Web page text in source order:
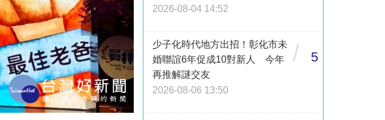
2026-08-04 14:52
少子化時代地方出招！彰化市未
婚聯誼6年促成10對新人 今年
再推解謎交友
2026-08-06 13:50
/ 5